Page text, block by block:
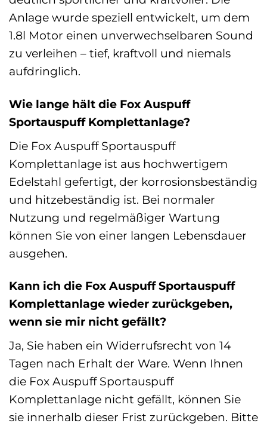
Anlage wurde speziell entwickelt, um dem
1.8l Motor einen unverwechselbaren Sound
zu verleihen – tief, kraftvoll und niemals
aufdringlich.
Wie lange hält die Fox Auspuff
Sportauspuff Komplettanlage?
Die Fox Auspuff Sportauspuff
Komplettanlage ist aus hochwertigem
Edelstahl gefertigt, der korrosionsbeständig
und hitzebeständig ist. Bei normaler
Nutzung und regelmäßiger Wartung
können Sie von einer langen Lebensdauer
ausgehen.
Kann ich die Fox Auspuff Sportauspuff
Komplettanlage wieder zurückgeben,
wenn sie mir nicht gefällt?
Ja, Sie haben ein Widerrufsrecht von 14
Tagen nach Erhalt der Ware. Wenn Ihnen
die Fox Auspuff Sportauspuff
Komplettanlage nicht gefällt, können Sie
sie innerhalb dieser Frist zurückgeben. Bitte